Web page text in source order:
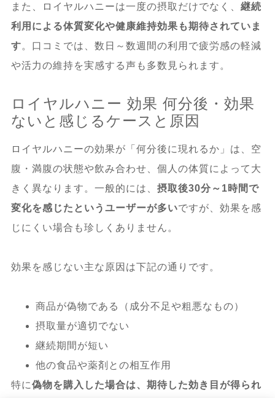
また、ロイヤルハニーは一度の摂取だけでなく、 継続
利用による体質変化や健康維持効果も期待されていま
す。口コミでは、数日～数週間の利用で疲労感の軽減
や活力の維持を実感する声も多数見られます。
ロイヤルハニー 効果 何分後・効果
ないと感じるケースと原因
ロイヤルハニーの効果が「何分後に現れるか」は、空
腹・満腹の状態や飲み合わせ、個人の体質によって大
きく異なります。一般的には、 摂取後30分～1時間で
変化を感じたというユーザーが多いですが、効果を感
じにくい場合も珍しくありません。
効果を感じない主な原因は下記の通りです。
商品が偽物である（成分不足や粗悪なもの）
摂取量が適切でない
継続期間が短い
他の食品や薬剤との相互作用
特に偽物を購入した場合は、期待した効き目が得られ